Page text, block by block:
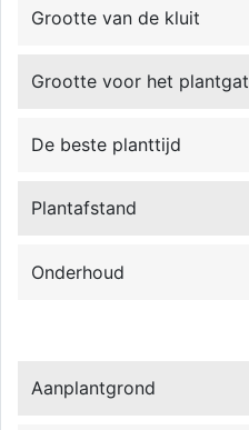
Grootte van de kluit
Grootte voor het plantgat
De beste planttijd
Plantafstand
Onderhoud
Aanplantgrond